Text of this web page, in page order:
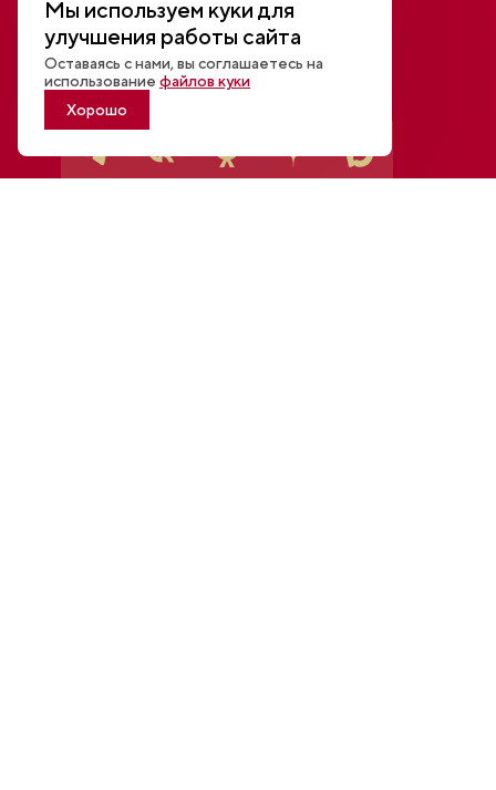
НАЦИОНАЛЬНЫЙ ЦЕНТР
Мы используем куки для
улучшения работы сайта
Оставаясь с нами, вы соглашаетесь на
использованиефайлов куки
Хорошо